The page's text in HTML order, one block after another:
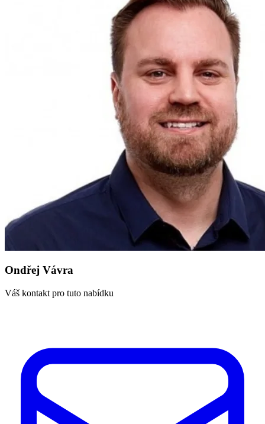
Ondřej Vávra
Váš kontakt pro tuto nabídku